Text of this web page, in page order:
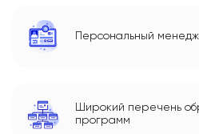
Персональный
Широкий перечень
программ